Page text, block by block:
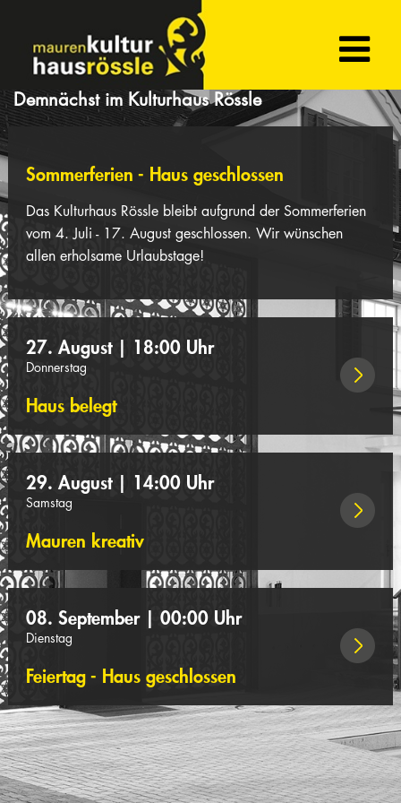
Sommerferien - Haus geschlossen
Das Kulturhaus Rössle bleibt aufgrund der Sommerferien
vom 4. Juli - 17. August geschlossen. Wir wünschen
allen erholsame Urlaubstage!
27. August | 18:00 Uhr
Donnerstag
Haus belegt
29. August | 14:00 Uhr
Samstag
Mauren kreativ
08. September | 00:00 Uhr
Dienstag
Feiertag - Haus geschlossen